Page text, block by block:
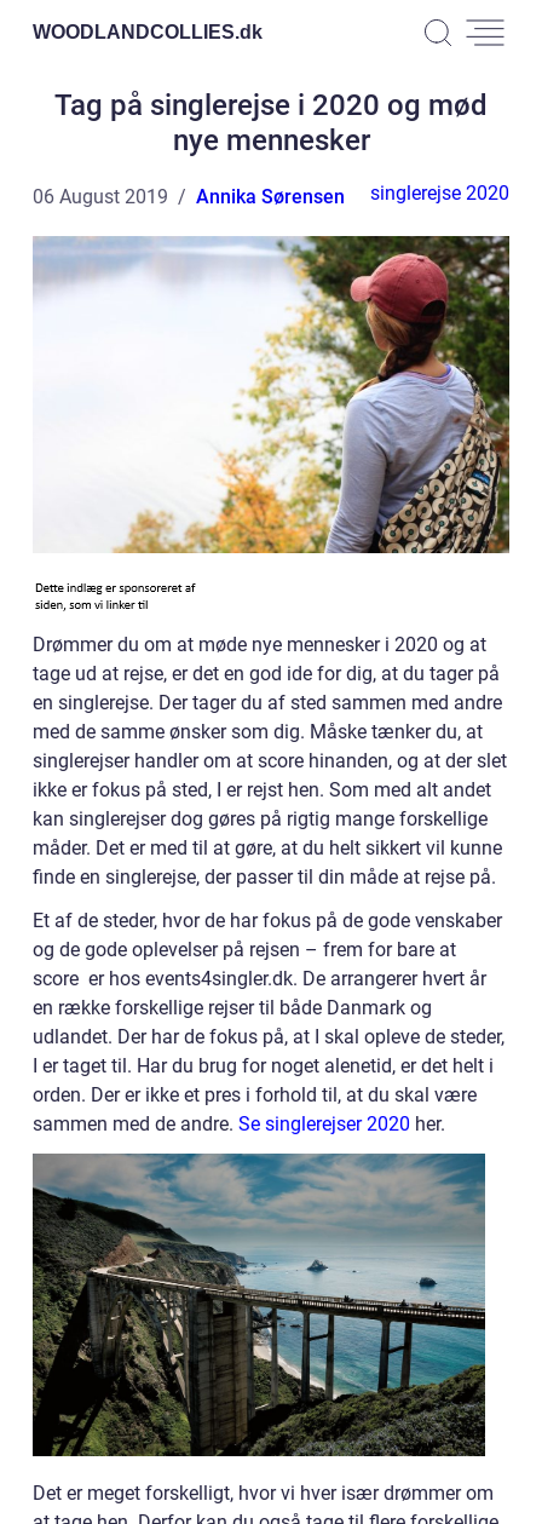
WOODLANDCOLLIES.dk
Tag på singlerejse i 2020 og mød
nye mennesker
06 August 2019 Annika Sørensen singlerejse 2020
Drømmer du om at møde nye mennesker i 2020 og at
tage ud at rejse, er det en god ide for dig, at du tager på
en singlerejse. Der tager du af sted sammen med andre
med de samme ønsker som dig. Måske tænker du, at
singlerejser handler om at score hinanden, og at der slet
ikke er fokus på sted, I er rejst hen. Som med alt andet
kan singlerejser dog gøres på rigtig mange forskellige
måder. Det er med til at gøre, at du helt sikkert vil kunne
finde en singlerejse, der passer til din måde at rejse på.
Et af de steder, hvor de har fokus på de gode venskaber
og de gode oplevelser på rejsen – frem for bare at
score er hos events4singler.dk. De arrangerer hvert år
en række forskellige rejser til både Danmark og
udlandet. Der har de fokus på, at I skal opleve de steder,
I er taget til. Har du brug for noget alenetid, er det helt i
orden. Der er ikke et pres i forhold til, at du skal være
sammen med de andre. Se singlerejser 2020 her.
Det er meget forskelligt, hvor vi hver især drømmer om